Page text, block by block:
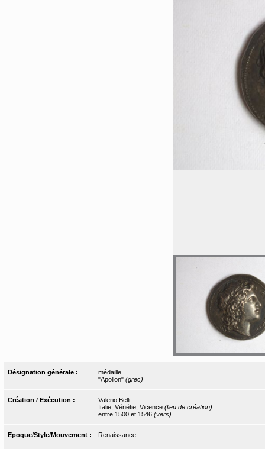
Désignation générale :
médaille
"Apollon" (grec)
Création / Exécution :
Valerio Belli
Italie, Vénétie, Vicence (lieu de création)
entre 1500 et 1546 (vers)
Epoque/Style/Mouvement : Renaissance